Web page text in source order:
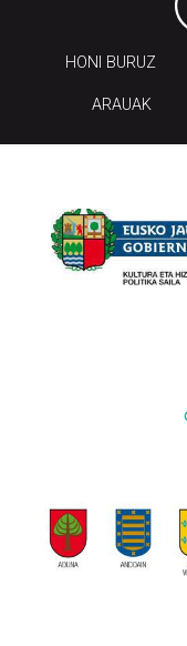
HONI BURUZ
ARAUAK